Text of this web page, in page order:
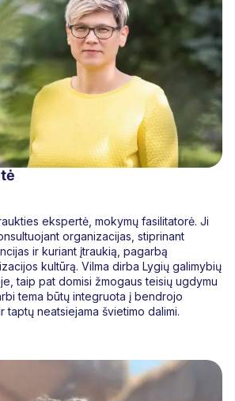
ekspertė, mokymų fasilitatorė. Ji
organizacijas, stiprinant
ir kuriant įtraukią, pagarbą
kultūrą. Vilma dirba Lygių galimybių
taip pat domisi žmogaus teisių ugdymu
tema būtų integruota į bendrojo
taptų neatsiejama švietimo dalimi.